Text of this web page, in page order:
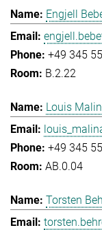
Engjell
+49 345
B.2.22
Louis
+49 345
AB.0.04
Torsten